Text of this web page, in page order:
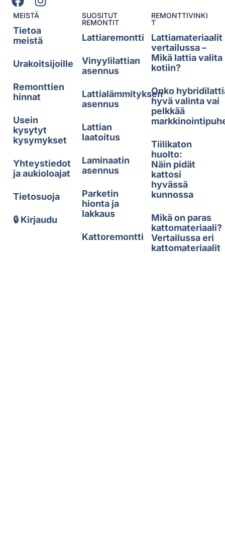
MEISTÄ
Tietoa
meistä
Urakoitsijoille
Remonttien
hinnat
Usein
kysytyt
kysymykset
Yhteystiedot
ja aukioloajat
Tietosuoja
🔒 Kirjaudu
SUOSITUT
REMONTIT
Lattiaremontti
Vinyylilattian
asennus
Lattialämmityksen
asennus
Lattian
laatoitus
Laminaatin
asennus
Parketin
hionta ja
lakkaus
Kattoremontti
REMONTTIVINKI
T
Lattiamateriaalit
vertailussa –
Mikä lattia valita
kotiin?
Onko
hyvä valinta vai
pelkkää
Tiilikaton
huolto:
Näin pidät
kattosi
hyvässä
kunnossa
Mikä on paras
kattomateriaali?
Vertailussa eri
kattomateriaalit